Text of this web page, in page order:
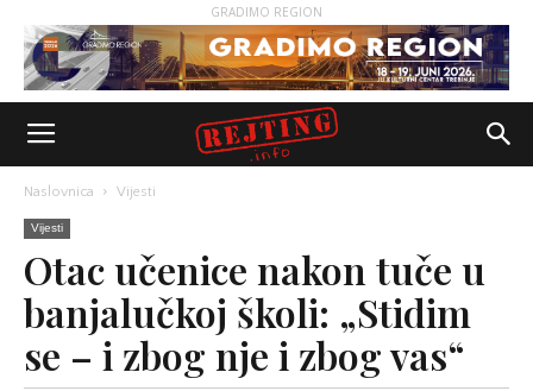
GRADIMO REGION
Naslovnica Vijesti
Vijesti
Otac učenice nakon tuče u
banjalučkoj školi: „Stidim
se – i zbog nje i zbog vas“